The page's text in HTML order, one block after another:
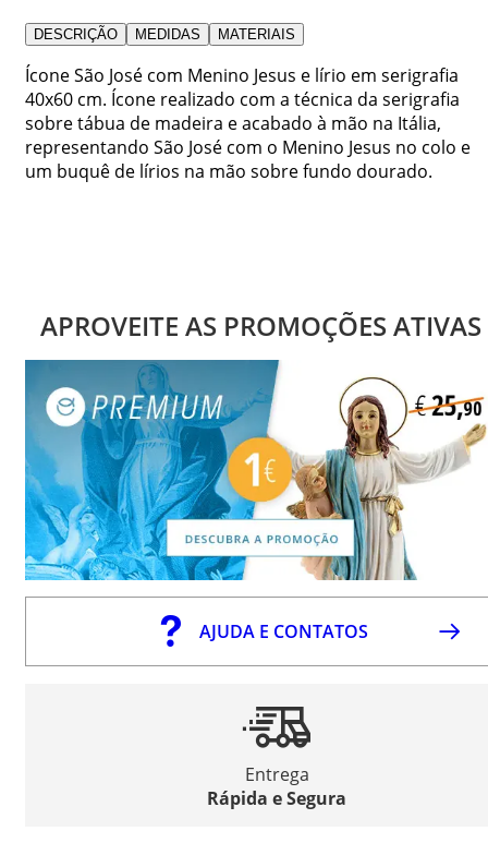
DESCRIÇÃO MEDIDAS MATERIAIS
Ícone São José com Menino Jesus e lírio em serigrafia
40x60 cm. Ícone realizado com a técnica da serigrafia
sobre tábua de madeira e acabado à mão na Itália,
representando São José com o Menino Jesus no colo e
um buquê de lírios na mão sobre fundo dourado.
APROVEITE AS PROMOÇÕES ATIVAS
AJUDA E CONTATOS
Entrega
Rápida e Segura